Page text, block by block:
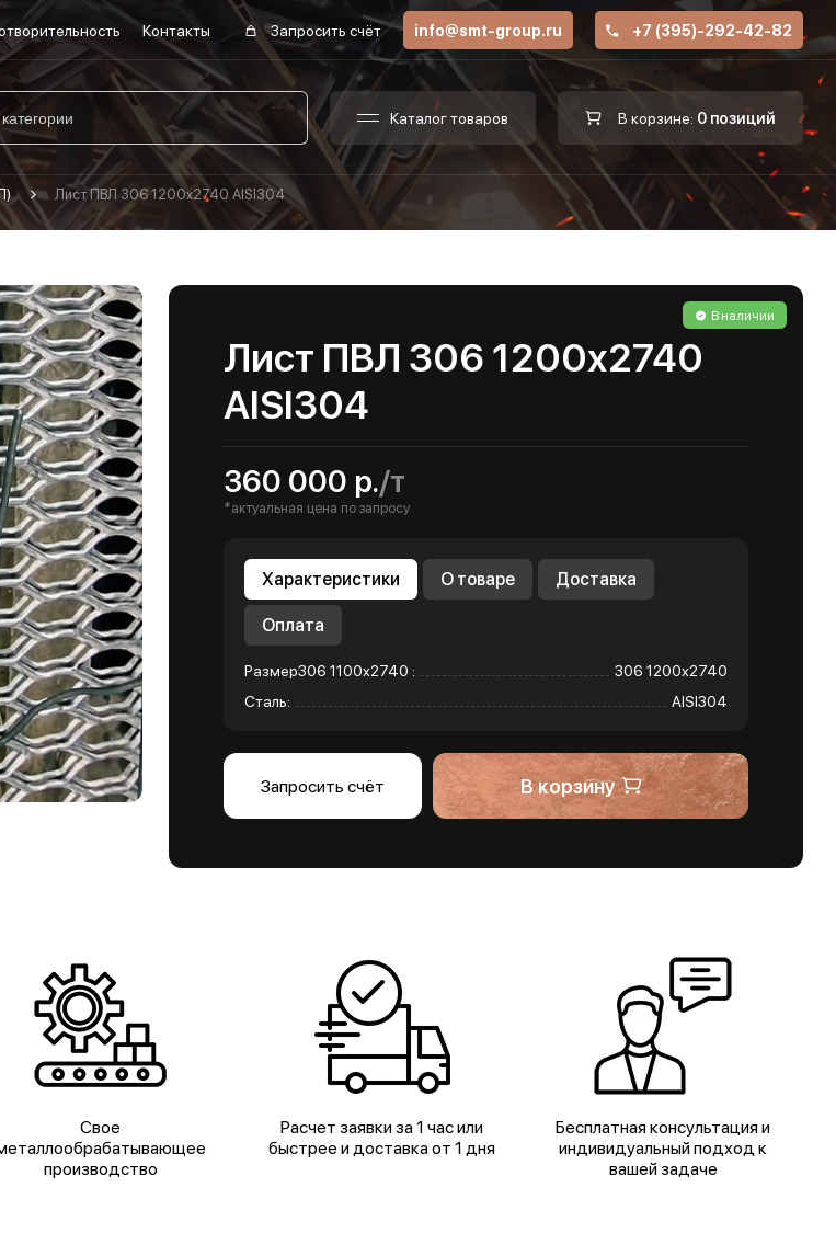
Контакты Запросить счёт info@smt-group.ru +7 (395)-292-42-82
Каталог товаров В корзине: 0 позиций
Лист ПВЛ 306 1200х2740 AISI304
В наличии
Лист ПВЛ 306 1200х2740
AISI304
360 000 р./т
*актуальная цена по запросу
Характеристики О товаре Доставка
Оплата
Размер306 1100х2740 :
306 1200х2740
Сталь:
AISI304
Запросить счёт В корзину
Свое
производство
Расчет заявки за 1 час или
быстрее и доставка от 1 дня
Бесплатная консультация и
индивидуальный подход к
вашей задаче